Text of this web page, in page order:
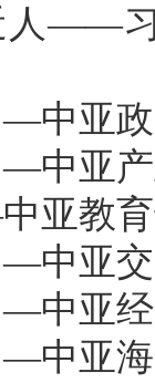
人——
中亚
中亚
亚教
中亚
中亚
中亚